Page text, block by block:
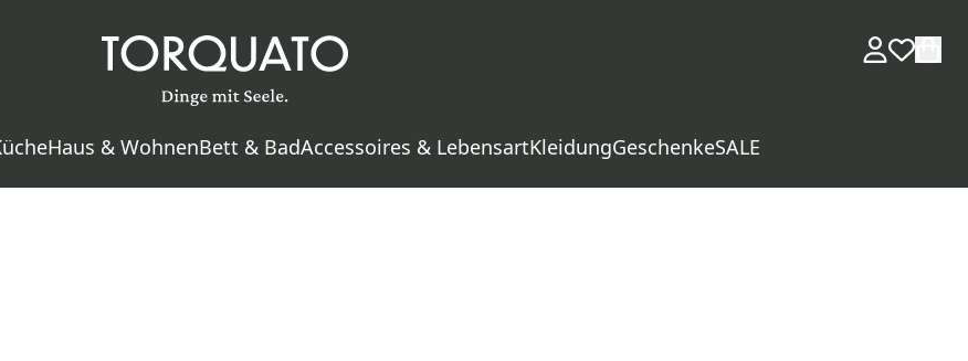
Haus & WohnenBett & BadAccessoires & LebensartKleidungGeschenkeSALE